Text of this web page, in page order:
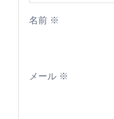
名前 ※
メール ※